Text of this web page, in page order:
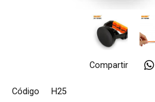
Compartir
Código H25